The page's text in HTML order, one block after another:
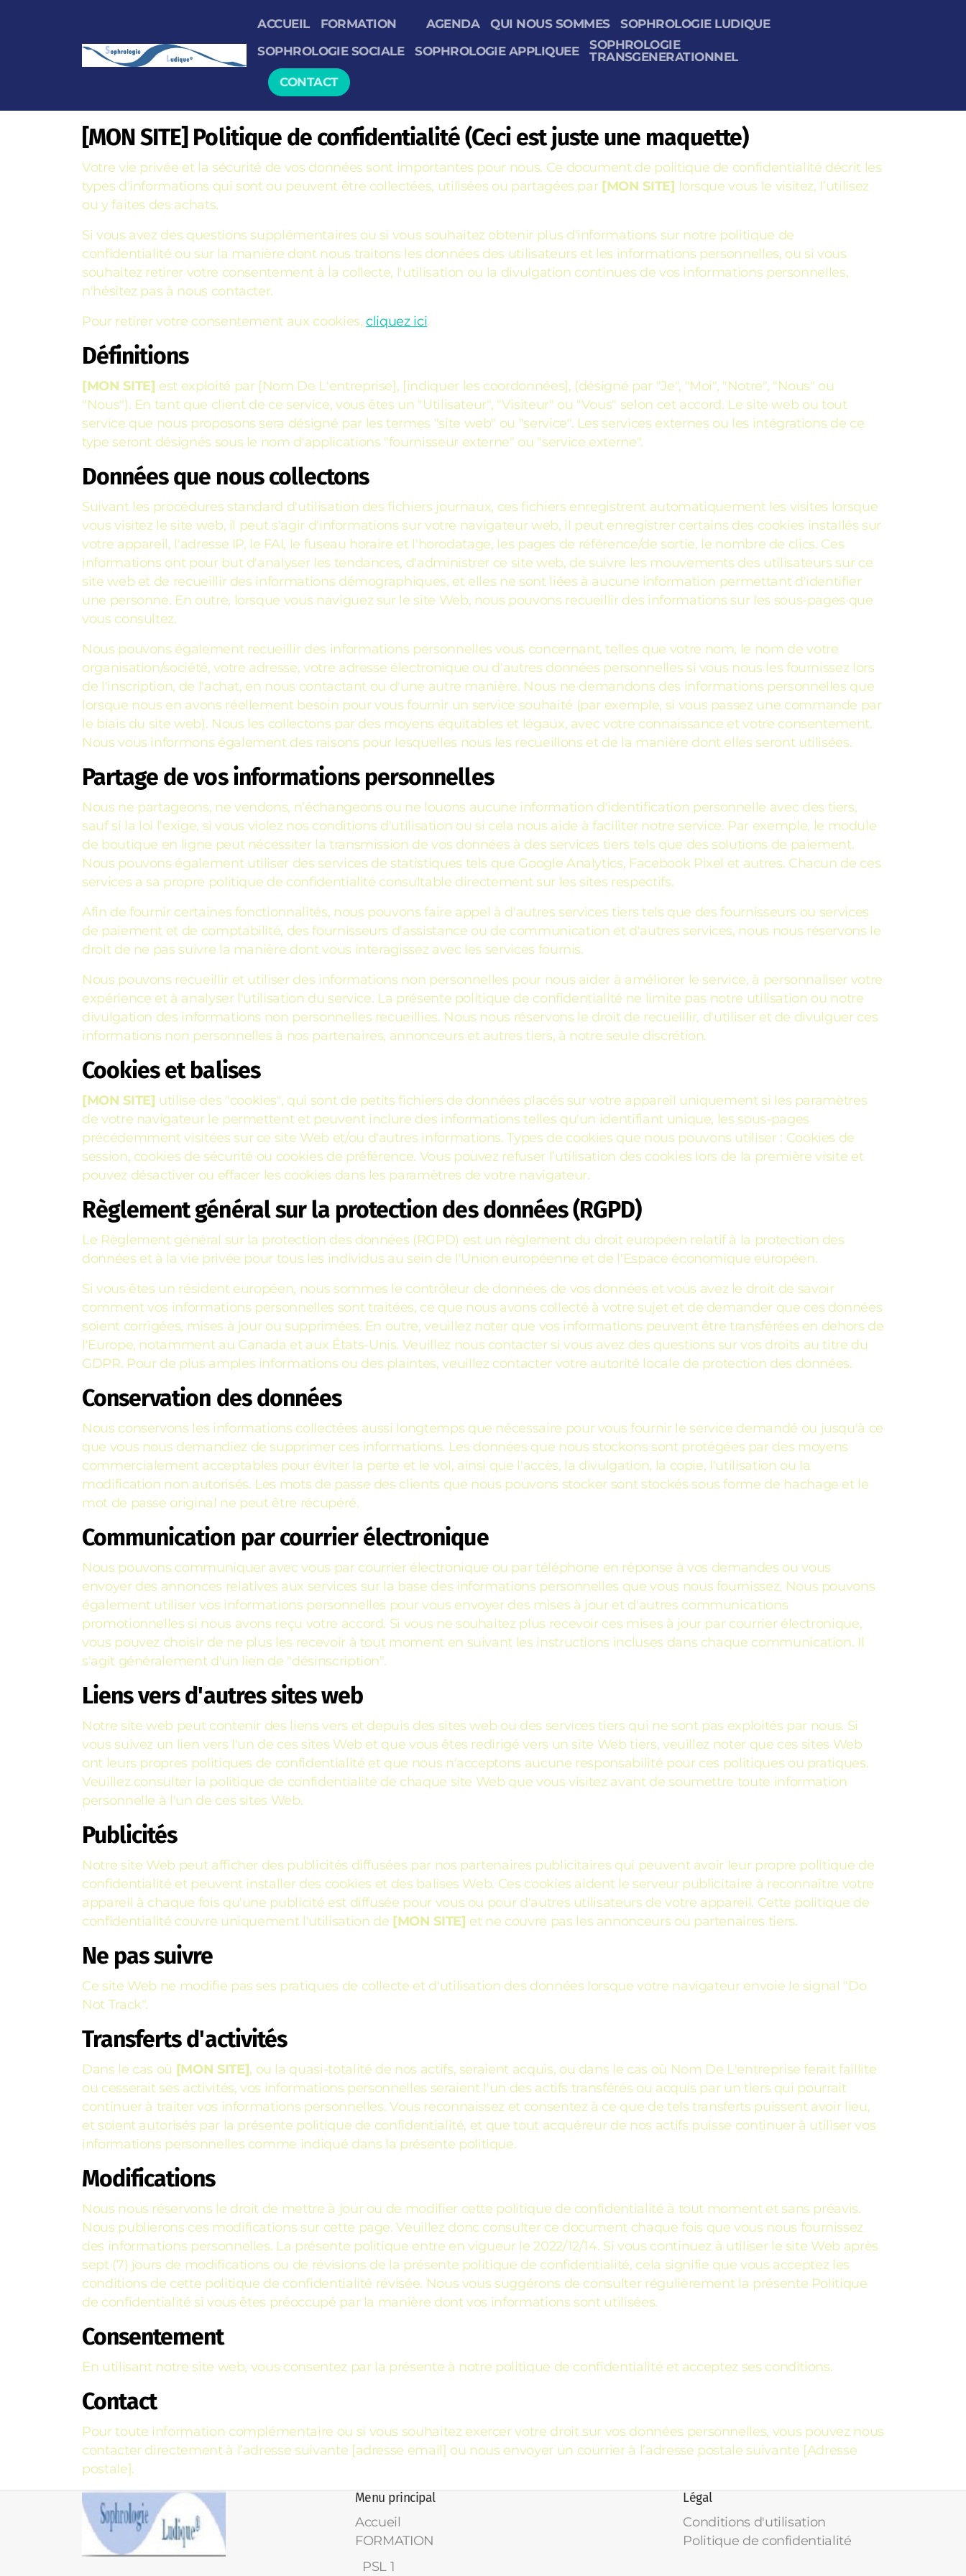
ACCUEIL FORMATION AGENDA QUI NOUS SOMMES
SOPHROLOGIE LUDIQUE
SOPHROLOGIE SOCIALE
SOPHROLOGIE APPLIQUEE
SOPHROLOGIE
TRANSGENERATIONNEL
CONTACT
[MON SITE] Politique de confidentialité (Ceci est juste une maquette)
Votre vie privée et la sécurité de vos données sont importantes pour nous. Ce document de politique de confidentialité décrit les
types d'informations qui sont ou peuvent être collectées, utilisées ou partagées par [MON SITE] lorsque vous le visitez, l’utilisez
ou y faites des achats.
Si vous avez des questions supplémentaires ou si vous souhaitez obtenir plus d'informations sur notre politique de
confidentialité ou sur la manière dont nous traitons les données des utilisateurs et les informations personnelles, ou si vous
souhaitez retirer votre consentement à la collecte, l'utilisation ou la divulgation continues de vos informations personnelles,
n'hésitez pas à nous contacter.
Pour retirer votre consentement aux cookies,cliquez ici.
Définitions
[MON SITE] est exploité par [Nom De L'entreprise], [indiquer les coordonnées], (désigné par "Je", "Moi", "Notre", "Nous" ou
"Nous"). En tant que client de ce service, vous êtes un "Utilisateur", "Visiteur" ou "Vous" selon cet accord. Le site web ou tout
service que nous proposons sera désigné par les termes "site web" ou "service". Les services externes ou les intégrations de ce
type seront désignés sous le nom d'applications "fournisseur externe" ou "service externe".
Données que nous collectons
Suivant les procédures standard d'utilisation des fichiers journaux, ces fichiers enregistrent automatiquement les visites lorsque
vous visitez le site web, il peut s'agir d'informations sur votre navigateur web, il peut enregistrer certains des cookies installés sur
votre appareil, l'adresse IP, le FAI, le fuseau horaire et l'horodatage, les pages de référence/de sortie, le nombre de clics. Ces
informations ont pour but d'analyser les tendances, d'administrer ce site web, de suivre les mouvements des utilisateurs sur ce
site web et de recueillir des informations démographiques, et elles ne sont liées à aucune information permettant d'identifier
une personne. En outre, lorsque vous naviguez sur le site Web, nous pouvons recueillir des informations sur les sous-pages que
vous consultez.
Nous pouvons également recueillir des informations personnelles vous concernant, telles que votre nom, le nom de votre
organisation/société, votre adresse, votre adresse électronique ou d'autres données personnelles si vous nous les fournissez lors
de l'inscription, de l'achat, en nous contactant ou d'une autre manière. Nous ne demandons des informations personnelles que
lorsque nous en avons réellement besoin pour vous fournir un service souhaité (par exemple, si vous passez une commande par
le biais du site web). Nous les collectons par des moyens équitables et légaux, avec votre connaissance et votre consentement.
Nous vous informons également des raisons pour lesquelles nous les recueillons et de la manière dont elles seront utilisées.
Partage de vos informations personnelles
Nous ne partageons, ne vendons, n’échangeons ou ne louons aucune information d'identification personnelle avec des tiers,
sauf si la loi l'exige, si vous violez nos conditions d'utilisation ou si cela nous aide à faciliter notre service. Par exemple, le module
de boutique en ligne peut nécessiter la transmission de vos données à des services tiers tels que des solutions de paiement.
Nous pouvons également utiliser des services de statistiques tels que Google Analytics, Facebook Pixel et autres. Chacun de ces
services a sa propre politique de confidentialité consultable directement sur les sites respectifs.
Afin de fournir certaines fonctionnalités, nous pouvons faire appel à d'autres services tiers tels que des fournisseurs ou services
de paiement et de comptabilité, des fournisseurs d'assistance ou de communication et d'autres services, nous nous réservons le
droit de ne pas suivre la manière dont vous interagissez avec les services fournis.
Nous pouvons recueillir et utiliser des informations non personnelles pour nous aider à améliorer le service, à personnaliser votre
expérience et à analyser l'utilisation du service. La présente politique de confidentialité ne limite pas notre utilisation ou notre
divulgation des informations non personnelles recueillies. Nous nous réservons le droit de recueillir, d'utiliser et de divulguer ces
informations non personnelles à nos partenaires, annonceurs et autres tiers, à notre seule discrétion.
Cookies et balises
[MON SITE] utilise des "cookies", qui sont de petits fichiers de données placés sur votre appareil uniquement si les paramètres
de votre navigateur le permettent et peuvent inclure des informations telles qu'un identifiant unique, les sous-pages
précédemment visitées sur ce site Web et/ou d'autres informations. Types de cookies que nous pouvons utiliser : Cookies de
session, cookies de sécurité ou cookies de préférence. Vous pouvez refuser l’utilisation des cookies lors de la première visite et
pouvez désactiver ou effacer les cookies dans les paramètres de votre navigateur.
Règlement général sur la protection des données (RGPD)
Le Règlement général sur la protection des données (RGPD) est un règlement du droit européen relatif à la protection des
données et à la vie privée pour tous les individus au sein de l'Union européenne et de l'Espace économique européen.
Si vous êtes un résident européen, nous sommes le contrôleur de données de vos données et vous avez le droit de savoir
comment vos informations personnelles sont traitées, ce que nous avons collecté à votre sujet et de demander que ces données
soient corrigées, mises à jour ou supprimées. En outre, veuillez noter que vos informations peuvent être transférées en dehors de
l'Europe, notamment au Canada et aux États-Unis. Veuillez nous contacter si vous avez des questions sur vos droits au titre du
GDPR. Pour de plus amples informations ou des plaintes, veuillez contacter votre autorité locale de protection des données.
Conservation des données
Nous conservons les informations collectées aussi longtemps que nécessaire pour vous fournir le service demandé ou jusqu'à ce
que vous nous demandiez de supprimer ces informations. Les données que nous stockons sont protégées par des moyens
commercialement acceptables pour éviter la perte et le vol, ainsi que l'accès, la divulgation, la copie, l'utilisation ou la
modification non autorisés. Les mots de passe des clients que nous pouvons stocker sont stockés sous forme de hachage et le
mot de passe original ne peut être récupéré.
Communication par courrier électronique
Nous pouvons communiquer avec vous par courrier électronique ou par téléphone en réponse à vos demandes ou vous
envoyer des annonces relatives aux services sur la base des informations personnelles que vous nous fournissez. Nous pouvons
également utiliser vos informations personnelles pour vous envoyer des mises à jour et d'autres communications
promotionnelles si nous avons reçu votre accord. Si vous ne souhaitez plus recevoir ces mises à jour par courrier électronique,
vous pouvez choisir de ne plus les recevoir à tout moment en suivant les instructions incluses dans chaque communication. Il
s'agit généralement d'un lien de "désinscription".
Liens vers d'autres sites web
Notre site web peut contenir des liens vers et depuis des sites web ou des services tiers qui ne sont pas exploités par nous. Si
vous suivez un lien vers l'un de ces sites Web et que vous êtes redirigé vers un site Web tiers, veuillez noter que ces sites Web
ont leurs propres politiques de confidentialité et que nous n'acceptons aucune responsabilité pour ces politiques ou pratiques.
Veuillez consulter la politique de confidentialité de chaque site Web que vous visitez avant de soumettre toute information
personnelle à l'un de ces sites Web.
Publicités
Notre site Web peut afficher des publicités diffusées par nos partenaires publicitaires qui peuvent avoir leur propre politique de
confidentialité et peuvent installer des cookies et des balises Web. Ces cookies aident le serveur publicitaire à reconnaître votre
appareil à chaque fois qu'une publicité est diffusée pour vous ou pour d'autres utilisateurs de votre appareil. Cette politique de
confidentialité couvre uniquement l'utilisation de [MON SITE] et ne couvre pas les annonceurs ou partenaires tiers.
Ne pas suivre
Ce site Web ne modifie pas ses pratiques de collecte et d'utilisation des données lorsque votre navigateur envoie le signal "Do
Not Track".
Transferts d'activités
Dans le cas où [MON SITE], ou la quasi-totalité de nos actifs, seraient acquis, ou dans le cas où Nom De L'entreprise ferait faillite
ou cesserait ses activités, vos informations personnelles seraient l'un des actifs transférés ou acquis par un tiers qui pourrait
continuer à traiter vos informations personnelles. Vous reconnaissez et consentez à ce que de tels transferts puissent avoir lieu,
et soient autorisés par la présente politique de confidentialité, et que tout acquéreur de nos actifs puisse continuer à utiliser vos
informations personnelles comme indiqué dans la présente politique.
Modifications
Nous nous réservons le droit de mettre à jour ou de modifier cette politique de confidentialité à tout moment et sans préavis.
Nous publierons ces modifications sur cette page. Veuillez donc consulter ce document chaque fois que vous nous fournissez
des informations personnelles. La présente politique entre en vigueur le 2022/12/14. Si vous continuez à utiliser le site Web après
sept (7) jours de modifications ou de révisions de la présente politique de confidentialité, cela signifie que vous acceptez les
conditions de cette politique de confidentialité révisée. Nous vous suggérons de consulter régulièrement la présente Politique
de confidentialité si vous êtes préoccupé par la manière dont vos informations sont utilisées.
Consentement
En utilisant notre site web, vous consentez par la présente à notre politique de confidentialité et acceptez ses conditions.
Contact
Pour toute information complémentaire ou si vous souhaitez exercer votre droit sur vos données personnelles, vous pouvez nous
contacter directement à l’adresse suivante [adresse email] ou nous envoyer un courrier à l’adresse postale suivante [Adresse
postale].
Menu principal
Accueil
FORMATION
PSL 1
Légal
Conditions d'utilisation
Politique de confidentialité